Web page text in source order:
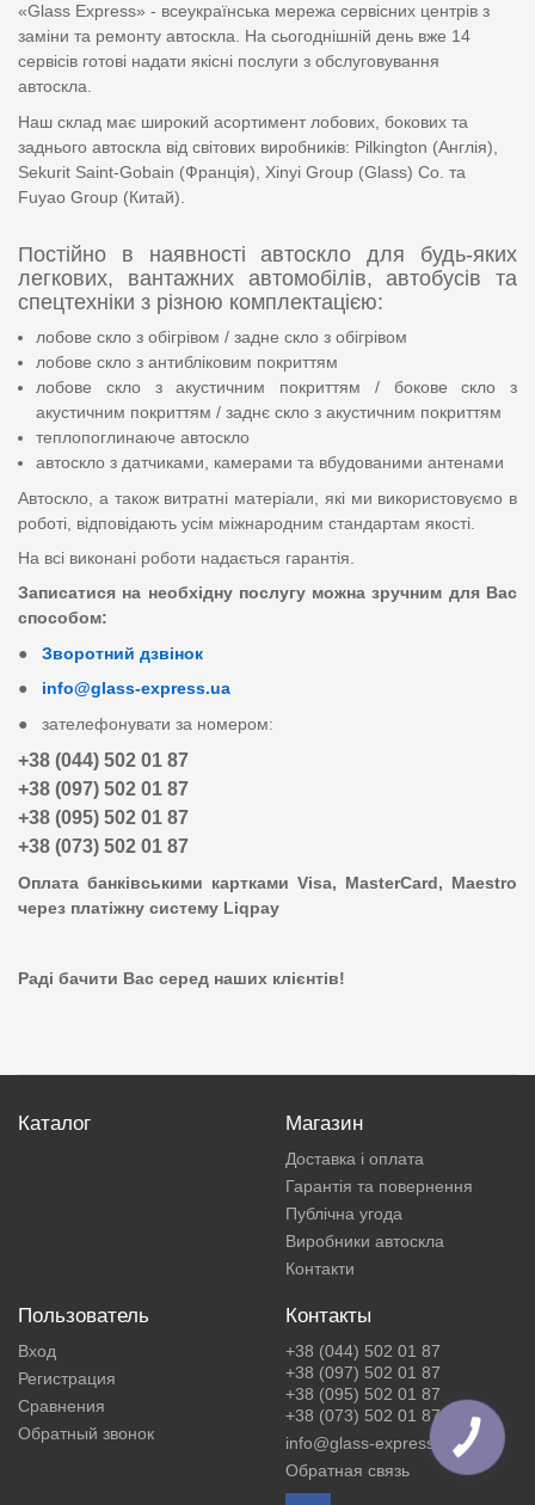
«Glass Express» - всеукраїнська мережа сервісних центрів з
заміни та ремонту автоскла. На сьогоднішній день вже 14
сервісів готові надати якісні послуги з обслуговування
автоскла.
Наш склад має широкий асортимент лобових, бокових та
заднього автоскла від світових виробників: Pilkington (Англія),
Sekurit Saint-Gobain (Франція), Xinyi Group (Glass) Co. та
Fuyao Group (Китай).
Постійно в наявності автоскло для будь-яких
легкових, вантажних автомобілів, автобусів та
спецтехніки з різною комплектацією:
лобове скло з обігрівом / задне скло з обігрівом
лобове скло з антибліковим покриттям
лобове скло з акустичним покриттям / бокове скло з
акустичним покриттям / заднє скло з акустичним покриттям
теплопоглинаюче автоскло
автоскло з датчиками, камерами та вбудованими антенами
Автоскло, а також витратні матеріали, які ми використовуємо в
роботі, відповідають усім міжнародним стандартам якості.
На всі виконані роботи надається гарантія.
Записатися на необхідну послугу можна зручним для Вас
способом:
● Зворотний дзвінок
● info@glass-express.ua
● зателефонувати за номером:
+38 (044) 502 01 87
+38 (097) 502 01 87
+38 (095) 502 01 87
+38 (073) 502 01 87
Оплата банківськими картками Visa, MasterCard, Maestro
через платіжну систему Liqpay
Раді бачити Вас серед наших клієнтів!
Каталог Магазин
Доставка і оплата
Гарантія та повернення
Публічна угода
Виробники автоскла
Контакти
Пользователь
Вход
Регистрация
Сравнения
Обратный звонок
Контакты
+38 (044) 502 01 87
+38 (097) 502 01 87
+38 (095) 502 01 87
+38 (073) 502 01 87
info@glass-express.ua
Обратная связь
КНОПКА
ЗВ'ЯЗКУ